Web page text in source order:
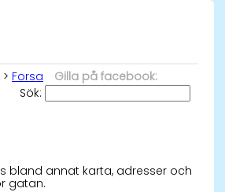
> Forsa
Sök:
Gilla på facebook:
bland annat karta, adresser och
gatan.